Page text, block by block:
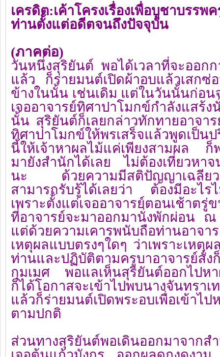
เครดิต:เค้าโครงเรื่องเพื่อบูชาบรรพ
ท่านตั้งแต่อดีตจนถึงปัจจุบัน
(ภาคต่อ)
วันหนึ่งสุริยันต์ พอได้เวลาที่จะออก
แล้ว ก็ร่ายมนต์เปิดผ้าอบแล้วเสกซ่
ข้างในนั้น เช่นเดิม แต่ในวันนั้นก่อน
เจออาจารย์ทิศาปาโมกข์กำลังแส
นั้น สุริยันต์ก็เลยกล่าวทักทายอาจา
ทิศาปาโมกข์ให้พรเสร็จแล้วพูดเป็น
นี้ให้เจ้าหาผลไม้แค่เพียงสามผล
มายังสำนักได้เลย ไม่ต้องเที่ยวหา
นะ ด้วยความมีสติปัญญาเฉลียว
สามารถรับรู้ได้เลยว่า ต้องมีอะไร
เพราะตั้งแต่เจออาจารย์ตอนเช้าตรู่
ที่อาจารย์จะมาออกมานั่งพักผ่อน
แต่ด้วยความเคารพนับถือท่านอาจา
เหตุผลแบบตรงๆใดๆ ว่าเพราะเหตุ
ท่านและปฏิบัติตามครูบาอาจารย์สั่ง
กุมเมศ พอแลเห็นสุริยันต์ออกไปหา
ก็ได้โอกาสจะเข้าไปพบนางจันทร
แล้วก็ร่ายมนต์เปิดพระอบเพื่อเข้าไป
ตามปกติ
ส่วนทางสุริยันต์พอเดินออกมาจากส